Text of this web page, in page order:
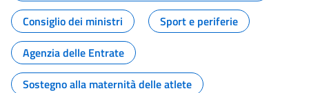
Consiglio dei ministri
Sport e periferie
Agenzia delle Entrate
Sostegno alla maternità delle atlete